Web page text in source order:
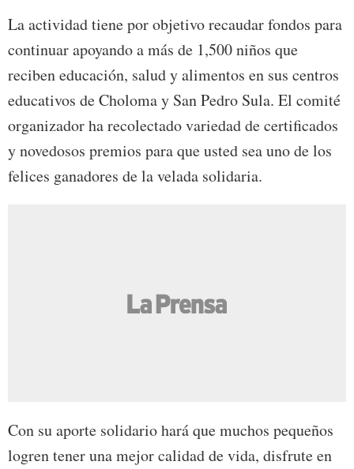
La actividad tiene por objetivo recaudar fondos para
continuar apoyando a más de 1,500 niños que
reciben educación, salud y alimentos en sus centros
educativos de Choloma y San Pedro Sula. El comité
organizador ha recolectado variedad de certificados
y novedosos premios para que usted sea uno de los
felices ganadores de la velada solidaria.
Con su aporte solidario hará que muchos pequeños
logren tener una mejor calidad de vida, disfrute en